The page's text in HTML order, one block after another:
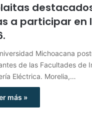
a participar en
Michoacana
de las Facultades de
Eléctrica. Morelia,…
más »